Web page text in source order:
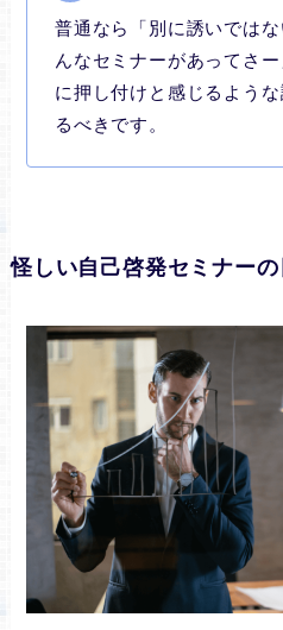
普通なら「別に誘いでは
んなセミナーがあってさ
に押し付けと感じるよう
るべきです。
怪しい自己啓発セミナー